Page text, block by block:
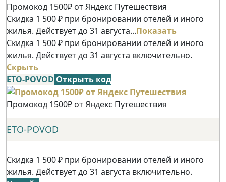
Промокод 1500₽ от Яндекс Путешествия
Скидка 1 500 ₽ при бронировании отелей и иного
жилья. Действует до 31 августа...Показать
Скидка 1 500 ₽ при бронировании отелей и иного
жилья. Действует до 31 августа включительно.
Скрыть
ETO-POVOD Открыть код
Промокод 1500₽ от Яндекс Путешествия
ETO-POVOD
Скидка 1 500 ₽ при бронировании отелей и иного
жилья. Действует до 31 августа включительно.